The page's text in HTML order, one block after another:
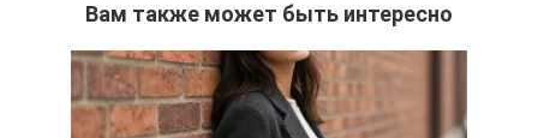
Вам также может быть интересно